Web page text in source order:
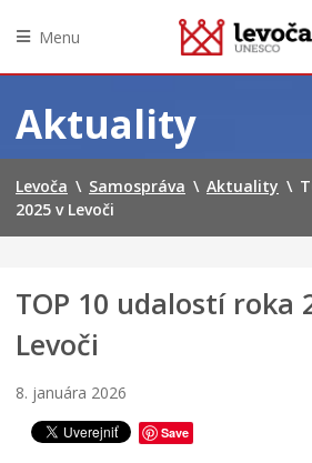
obsah
Menu
Aktuality
Levoča \ Samospráva \ Aktuality \
2025 v Levoči
TOP 10 udalostí roka
Levoči
8. januára 2026
Save
M
n
M
o
v